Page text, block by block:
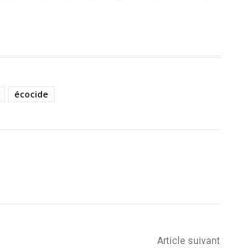
écocide
Article suivant